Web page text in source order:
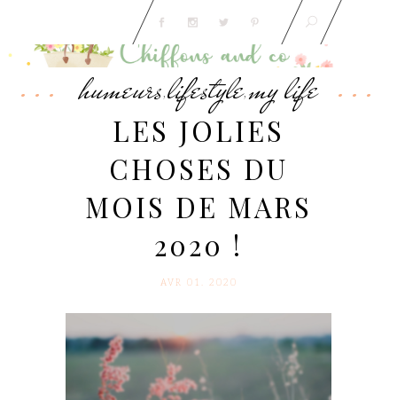
humeurs,lifestyle, my life
LES JOLIES
CHOSES DU
MOIS DE MARS
2020 !
AVR 01. 2020